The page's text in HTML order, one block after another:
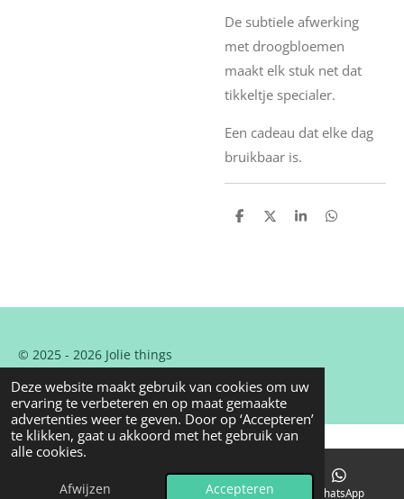
Deze website maakt gebruik van cookies om uw
ervaring te verbeteren en op maat gemaakte
advertenties weer te geven. Door op ‘Accepteren’
te klikken, gaat u akkoord met het gebruik van
alle cookies.
Afwijzen Accepteren
De subtiele afwerking
met droogbloemen
maakt elk stuk net dat
tikkeltje specialer.
Een cadeau dat elke dag
bruikbaar is.
D
D
S
D
© 2025 - 2026 Jolie things
Powered by JouwWeb
E-mailadres Instagram WhatsApp